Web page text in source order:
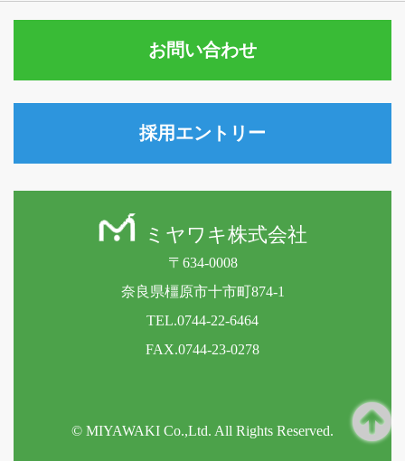
ミヤワキ株式会社
〒634-0008
奈良県橿原市十市町874-1
TEL.0744-22-6464
FAX.0744-23-0278
© MIYAWAKI Co.,Ltd. All Rights Reserved.
お問い合わせ
採用エントリー